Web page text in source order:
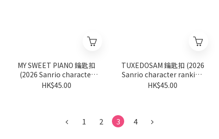
MY SWEET PIANO 鑰匙扣
(2026 Sanrio character
ranking系列)
HK$45.00
TUXEDOSAM 鑰匙扣 (2026
Sanrio character ranking
系列)
HK$45.00
1 2 3 4